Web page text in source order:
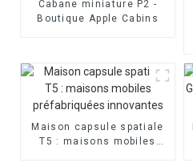
Cabane miniature P2 -
Boutique Apple Cabins
Maison capsule spatiale
T5 : maisons mobiles